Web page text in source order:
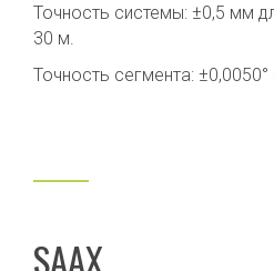
Точность системы: ±0,5 мм
30 м.
Точность сегмента:
SAAX